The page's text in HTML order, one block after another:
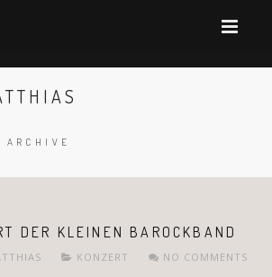
ARCHIVE
DER KLEINEN BAROCKBAND
KONZERT NO COMMENTS